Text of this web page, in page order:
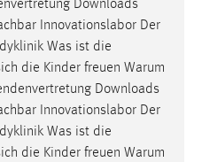
Downloads
Innovationslabor Der
Was ist die
die Kinder freuen Warum
Downloads
Innovationslabor Der
Was ist die
die Kinder freuen Warum